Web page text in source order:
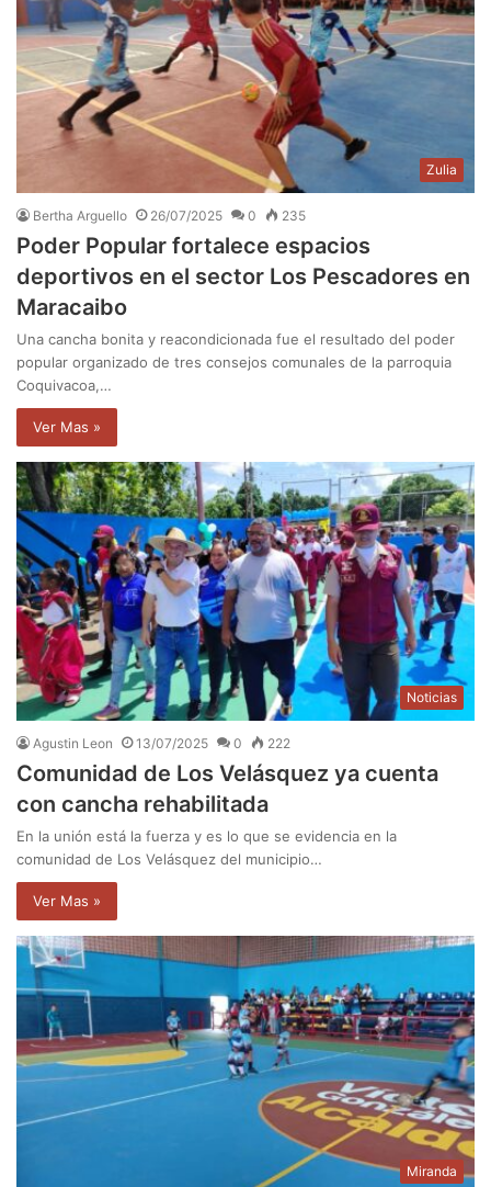
Zulia
Bertha Arguello 26/07/2025 0 235
Poder Popular fortalece espacios
deportivos en el sector Los Pescadores en
Maracaibo
Una cancha bonita y reacondicionada fue el resultado del poder
popular organizado de tres consejos comunales de la parroquia
Coquivacoa,…
Ver Mas »
Noticias
Agustin Leon 13/07/2025 0 222
Comunidad de Los Velásquez ya cuenta
con cancha rehabilitada
En la unión está la fuerza y es lo que se evidencia en la
comunidad de Los Velásquez del municipio…
Ver Mas »
Miranda